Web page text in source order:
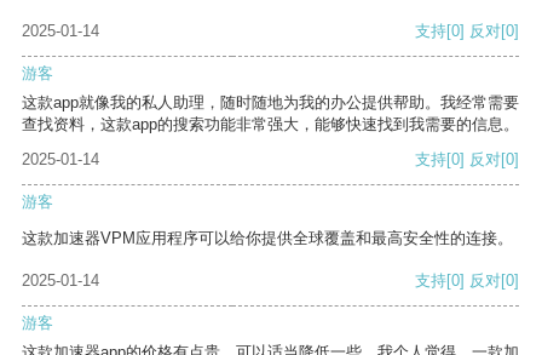
2025-01-14 支持[0] 反对[0]
游客
这款app就像我的私人助理，随时随地为我的办公提供帮助。我经常需要
查找资料，这款app的搜索功能非常强大，能够快速找到我需要的信息。
2025-01-14
支持[0] 反对[0]
游客
这款加速器VPM应用程序可以给你提供全球覆盖和最高安全性的连接。
2025-01-14 支持[0] 反对[0]
游客